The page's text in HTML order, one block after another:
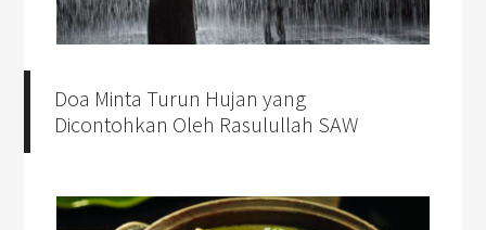
Doa Minta Turun Hujan yang
Dicontohkan Oleh Rasulullah SAW